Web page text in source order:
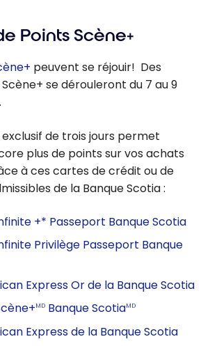
Points Scène+
peuvent se réjouir! Des
se dérouleront du 7 au 9
de trois jours permet
plus de points sur vos achats
à ces cartes de crédit ou de
de la Banque Scotia :
+* Passeport Banque Scotia
Privilège Passeport Banque
Express Or de la Banque Scotia
MD Banque ScotiaMD
Express de la Banque Scotia